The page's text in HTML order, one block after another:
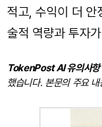
적고, 수익이 더 안
술적 역량과 투자
TokenPost AI 유의사항
했습니다. 본문의 주요